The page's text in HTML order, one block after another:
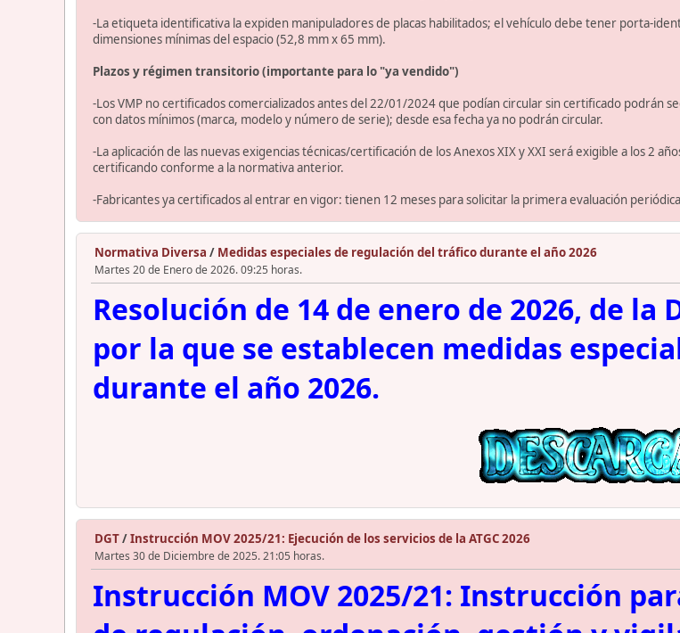
-La etiqueta identificativa la expiden manipuladores de placas habilitados; el vehículo debe tener porta-
dimensiones mínimas del espacio (52,8 mm x 65 mm).
Plazos y régimen transitorio (importante para lo "ya vendido")
-Los VMP no certificados comercializados antes del 22/01/2024 que podían circular sin certificado podrán
con datos mínimos (marca, modelo y número de serie); desde esa fecha ya no podrán circular.
-La aplicación de las nuevas exigencias técnicas/certificación de los Anexos XIX y XXI será exigible a los 2
certificando conforme a la normativa anterior.
-Fabricantes ya certificados al entrar en vigor: tienen 12 meses para solicitar la primera evaluación
Normativa Diversa / Medidas especiales de regulación del tráfico durante el año 2026
Martes 20 de Enero de 2026. 09:25 horas.
Resolución de 14 de enero de 2026, de la
por la que se establecen medidas
durante el año 2026.
DGT/Instrucción MOV 2025/21: Ejecución de los servicios de la ATGC 2026
Martes 30 de Diciembre de 2025. 21:05 horas.
Instrucción MOV 2025/21: Instrucción